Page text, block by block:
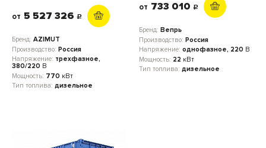
от 5 527 326 c
Бренд: AZIMUT
Производство: Россия
Напряжение: трехфазное,
380/220 В
Мощность: 770 кВт
Тип топлива: дизельное
от 733 010 c
Бренд: Вепрь
Производство: Россия
Напряжение: однофазное, 220 В
Мощность: 22 кВт
Тип топлива: дизельное